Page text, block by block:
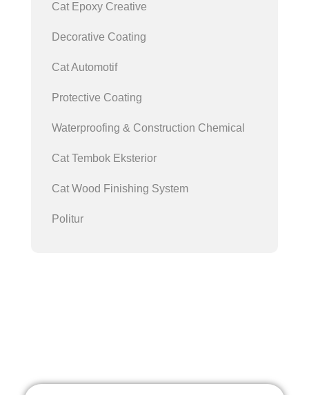
Cat Epoxy Creative
Decorative Coating
Cat Automotif
Protective Coating
Waterproofing & Construction Chemical
Cat Tembok Eksterior
Cat Wood Finishing System
Politur